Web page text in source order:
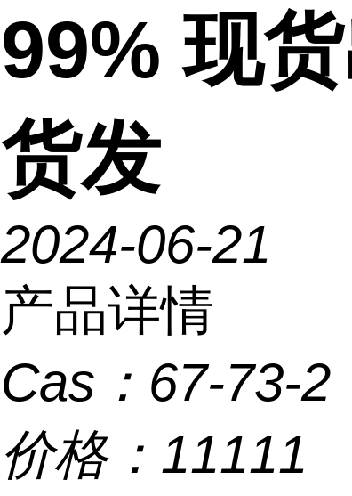
99% 现
货发
2024-06-21
产品详情
Cas： 67-73-2
价格： 11111